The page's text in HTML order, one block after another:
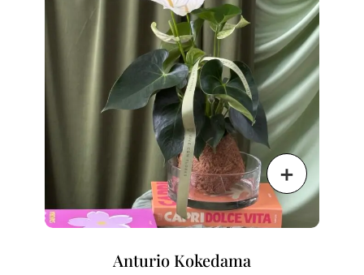
Anturio Kokedama